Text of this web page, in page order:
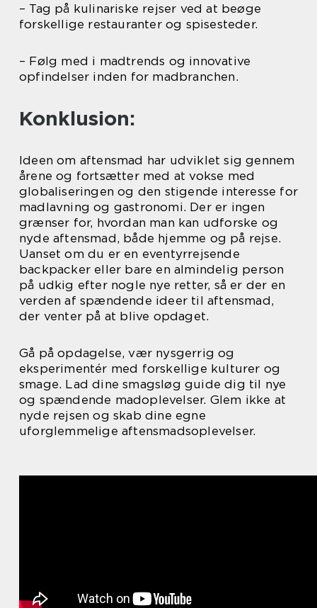
– Tag på kulinariske rejser ved at beøge
forskellige restauranter og spisesteder.
– Følg med i madtrends og innovative
opfindelser inden for madbranchen.
Konklusion:
Ideen om aftensmad har udviklet sig gennem
årene og fortsætter med at vokse med
globaliseringen og den stigende interesse for
madlavning og gastronomi. Der er ingen
grænser for, hvordan man kan udforske og
nyde aftensmad, både hjemme og på rejse.
Uanset om du er en eventyrrejsende
backpacker eller bare en almindelig person
på udkig efter nogle nye retter, så er der en
verden af spændende ideer til aftensmad,
der venter på at blive opdaget.
Gå på opdagelse, vær nysgerrig og
eksperimentér med forskellige kulturer og
smage. Lad dine smagsløg guide dig til nye
og spændende madoplevelser. Glem ikke at
nyde rejsen og skab dine egne
uforglemmelige aftensmadsoplevelser.